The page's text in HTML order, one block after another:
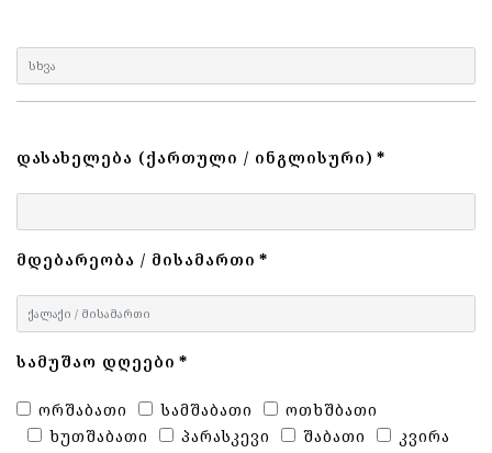
ᲓᲐᲡᲐᲮᲔᲚᲔᲑᲐ (ᲥᲐᲠᲗᲣᲚᲘ / ᲘᲜᲒᲚᲘᲡᲣᲠᲘ) *
ᲛᲓᲔᲑᲐᲠᲔᲝᲑᲐ / ᲛᲘᲡᲐᲛᲐᲠᲗᲘ *
ᲡᲐᲛᲣᲨᲐᲝ ᲓᲦᲔᲔᲑᲘ *
ᲝᲠᲨᲐᲑᲐᲗᲘ ᲡᲐᲛᲨᲐᲑᲐᲗᲘ
ᲝᲗᲮᲨᲑᲐᲗᲘ
ᲮᲣᲗᲨᲐᲑᲐᲗᲘ
ᲞᲐᲠᲐᲡᲙᲔᲕᲘ ᲨᲐᲑᲐᲗᲘ ᲙᲕᲘᲠᲐ